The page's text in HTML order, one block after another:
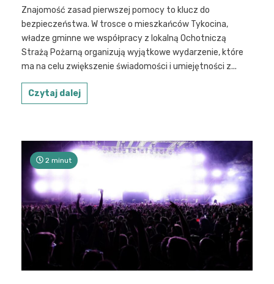
Znajomość zasad pierwszej pomocy to klucz do
bezpieczeństwa. W trosce o mieszkańców Tykocina,
władze gminne we współpracy z lokalną Ochotniczą
Strażą Pożarną organizują wyjątkowe wydarzenie, które
ma na celu zwiększenie świadomości i umiejętności z...
Czytaj dalej
2 minut